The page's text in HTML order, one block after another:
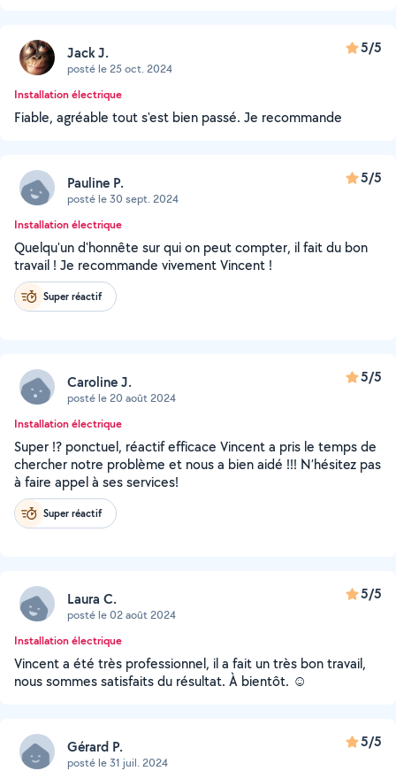
Jack J.
posté le 25 oct. 2024
5/5
Installation électrique
Fiable, agréable tout s'est bien passé. Je recommande
Pauline P.
posté le 30 sept. 2024
5/5
Installation électrique
Quelqu'un d'honnête sur qui on peut compter, il fait du bon
travail ! Je recommande vivement Vincent !
Super réactif
Caroline J.
posté le 20 août 2024
5/5
Installation électrique
Super !? ponctuel, réactif efficace Vincent a pris le temps de
chercher notre problème et nous a bien aidé !!! N’hésitez pas
à faire appel à ses services!
Super réactif
Laura C.
posté le 02 août 2024
5/5
Installation électrique
Vincent a été très professionnel, il a fait un très bon travail,
nous sommes satisfaits du résultat. À bientôt. ☺️
Gérard P.
posté le 31 juil. 2024
5/5